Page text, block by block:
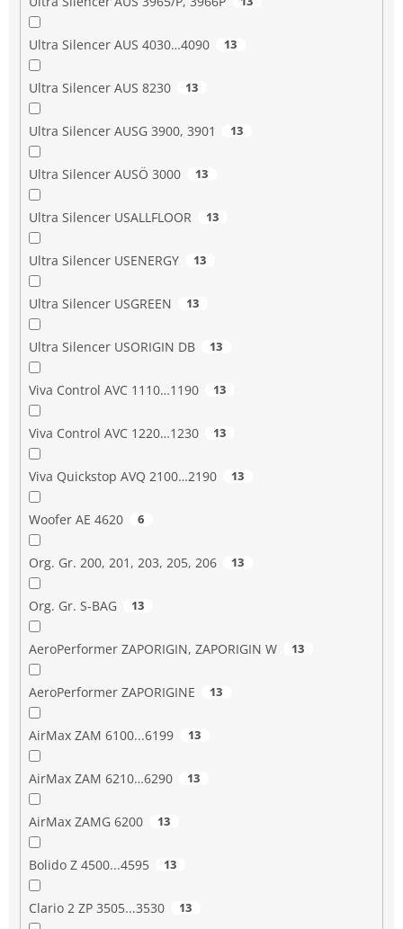
Ultra Silencer AUS 4030…4090 13
Ultra Silencer AUS 8230 13
Ultra Silencer AUSG 3900, 3901 13
Ultra Silencer AUSÖ 3000 13
Ultra Silencer USALLFLOOR 13
Ultra Silencer USENERGY 13
Ultra Silencer USGREEN 13
Ultra Silencer USORIGIN DB 13
Viva Control AVC 1110…1190 13
Viva Control AVC 1220…1230 13
Viva Quickstop AVQ 2100…2190 13
Woofer AE 4620 6
Org. Gr. 200, 201, 203, 205, 206 13
Org. Gr. S-BAG 13
AeroPerformer ZAPORIGIN, ZAPORIGIN W 13
AeroPerformer ZAPORIGINE 13
AirMax ZAM 6100...6199 13
AirMax ZAM 6210…6290 13
AirMax ZAMG 6200 13
Bolido Z 4500...4595 13
Clario 2 ZP 3505...3530 13